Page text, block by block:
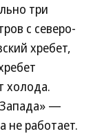
три
с северо-
хребет,
холода.
Запада» —
не работает.